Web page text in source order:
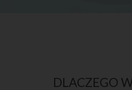
DLACZEGO